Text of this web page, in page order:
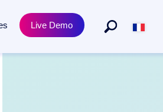
propulsée par l'IA.
training
Live Demo